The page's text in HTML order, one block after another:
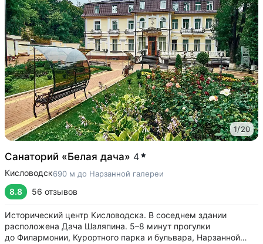
1/20
Санаторий «Белая дача» 4
Кисловодск690 м до Нарзанной галереи
8.8 56 отзывов
Исторический центр Кисловодска. В соседнем здании
расположена Дача Шаляпина. 5–8 минут прогулки
до Филармонии, Курортного парка и бульвара, Нарзанной